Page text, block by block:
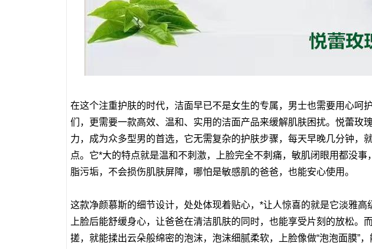
在这个注重护肤的时代，洁面早已不是女生的专属，男士也需要用心呵
们，更需要一款高效、温和、实用的洁面产品来缓解肌肤困扰。悦蕾玫
力，成为众多型男的首选，它无需复杂的护肤步骤，每天早晚几分钟，
点。它*大的特点就是温和不刺激，上脸完全不刺痛，敏肌闭眼用都没
脂污垢，不会损伤肌肤屏障，哪怕是敏感肌的爸爸，也能安心使用。
这款净颜慕斯的细节设计，处处体现着贴心，*让人惊喜的就是它淡雅高
上脸后能舒缓身心，让爸爸在清洁肌肤的同时，也能享受片刻的放松。
搓，就能揉出云朵般绵密的泡沫，泡沫细腻柔软，上脸像做“泡泡面膜”